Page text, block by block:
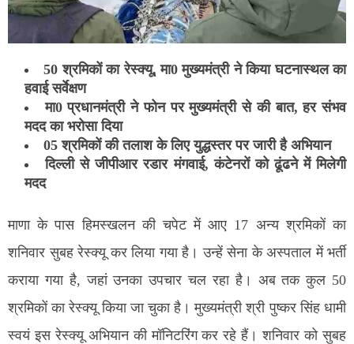
50 श्रमिकों का रेस्क्यू, मा0 मुख्यमंत्री ने किया घटनास्थल का
हवाई सर्वेक्षण
मा0 प्रधानमंत्री ने फोन पर मुख्यमंत्री से की बात, हर संभव
मदद का भरोसा दिया
05 श्रमिकों की तलाश के लिए युद्धस्तर पर जारी है अभियान
दिल्ली से जीपीआर रडार मंगवाई, कंटेनरों को ढूंढने में मिलेगी
मदद
माणा के पास हिमस्खलन की चपेट में आए 17 अन्य श्रमिकों का
शनिवार सुबह रेस्क्यू कर लिया गया है। उन्हें सेना के अस्पताल में भर्ती
कराया गया है, जहां उनका उपचार चल रहा है। अब तक कुल 50
श्रमिकों का रेस्क्यू किया जा चुका है। मुख्यमंत्री श्री पुष्कर सिंह धामी
स्वयं इस रेस्क्यू अभियान की मॉनिटरिंग कर रहे हैं। शनिवार को सुबह